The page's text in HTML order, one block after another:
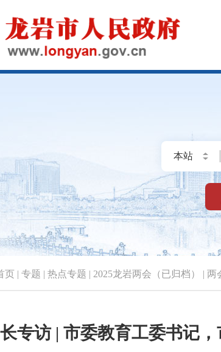
页 | 专题 | 热点专题 | 2025龙岩两会（已归档） | 两
专访 | 市委教育工委书记